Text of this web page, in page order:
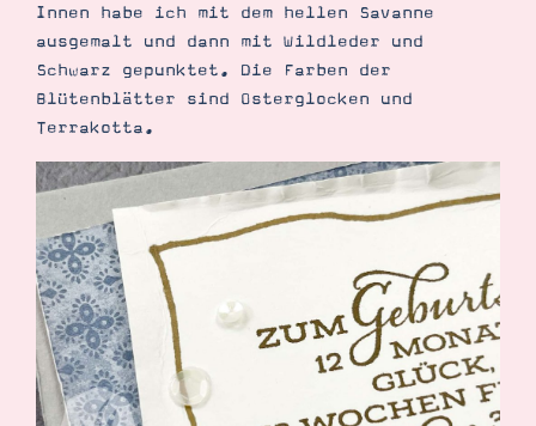
Innen habe ich mit dem hellen Savanne
ausgemalt und dann mit Wildleder und
Schwarz gepunktet. Die Farben der
Blütenblätter sind Osterglocken und
Terrakotta.